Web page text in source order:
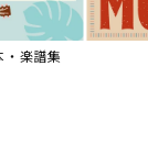
・楽譜集